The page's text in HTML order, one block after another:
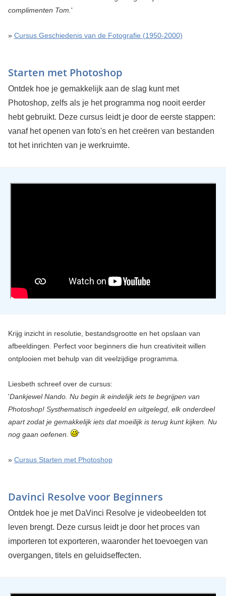
complimenten Tom. '
» Cursus Geschiedenis van de Fotografie (1950-2000)
Starten met Photoshop
Ontdek hoe je gemakkelijk aan de slag kunt met
Photoshop, zelfs als je het programma nog nooit eerder
hebt gebruikt. Deze cursus leidt je door de eerste stappen:
vanaf het openen van foto's en het creëren van bestanden
tot het inrichten van je werkruimte.
Krijg inzicht in resolutie, bestandsgrootte en het opslaan van
afbeeldingen. Perfect voor beginners die hun creativiteit willen
ontplooien met behulp van dit veelzijdige programma.
Liesbeth schreef over de cursus:
'Dankjewel Nando. Nu begin ik eindelijk iets te begrijpen van
Photoshop! Systhematisch ingedeeld en uitgelegd, elk onderdeel
apart zodat je gemakkelijk iets dat moeilijk is terug kunt kijken. Nu
nog gaan oefenen.
'
» Cursus Starten met Photoshop
Davinci Resolve voor Beginners
Ontdek hoe je met DaVinci Resolve je videobeelden tot
leven brengt. Deze cursus leidt je door het proces van
importeren tot exporteren, waaronder het toevoegen van
overgangen, titels en geluidseffecten.